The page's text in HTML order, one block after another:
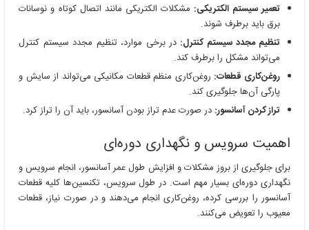
تعمیر سیستم الکتریکی: مشکلات الکتریکی مانند اتصال کوتاه و نوسانات
برق باید برطرف شوند.
تنظیم مجدد سیستم کنترل: در برخی موارد، تنظیم مجدد سیستم کنترل
می‌تواند مشکل را برطرف کند.
روغن‌کاری قطعات: روغن‌کاری منظم قطعات مکانیکی می‌تواند از سایش و
پارگی آن‌ها جلوگیری کند.
تراز کردن آسانسور: در صورت عدم تراز بودن آسانسور، باید آن را تراز کرد.
اهمیت سرویس و نگهداری دوره‌ای
برای جلوگیری از بروز مشکلات و افزایش طول عمر آسانسور، انجام سرویس و
نگهداری دوره‌ای بسیار مهم است. در طول سرویس، تکنسین‌ها کلیه قطعات
آسانسور را بررسی کرده، روغن‌کاری انجام می‌دهند و در صورت نیاز، قطعات
معیوب را تعویض می‌کنند.